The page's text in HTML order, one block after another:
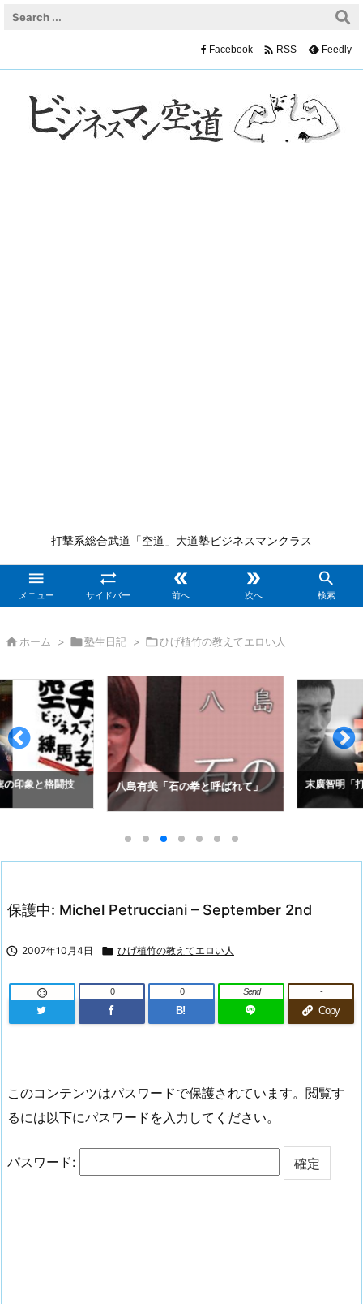
打撃系総合武道「空道」大道塾ビジネスマンクラス

メニュー

サイドバー

前へ

次へ

検索
Facebook  RSS Feedly
 ホーム > 塾生日記 > ひげ植竹の教えてエロい人
象と格闘技 八島有美「石の拳と呼ばれて」 末廣智明「打
保護中: Michel Petrucciani – September 2nd
 2007年10月4日  ひげ植竹の教えてエロい人
 0
B!
0 Send
Copy
-
このコンテンツはパスワードで保護されています。閲覧す
るには以下にパスワードを入力してください。
パスワード: